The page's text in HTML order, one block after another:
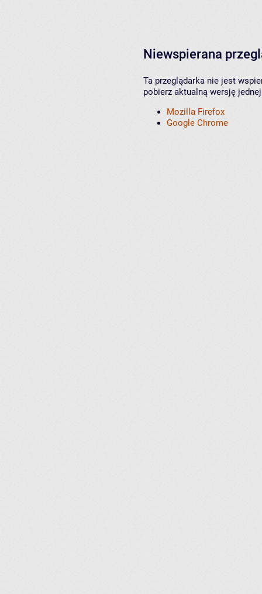
Niewspierana
Ta przeglądarka nie jest
pobierz aktualną wersję
Mozilla Firefox
Google Chrome